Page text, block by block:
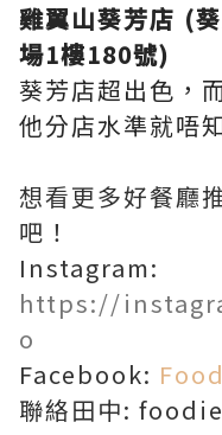
雞翼山葵芳店 (
場1樓180號)
葵芳店超出色，
他分店水準就唔
想看更多好餐廳
吧！
Instagram:
https://
o
Facebook:
聯絡田中: